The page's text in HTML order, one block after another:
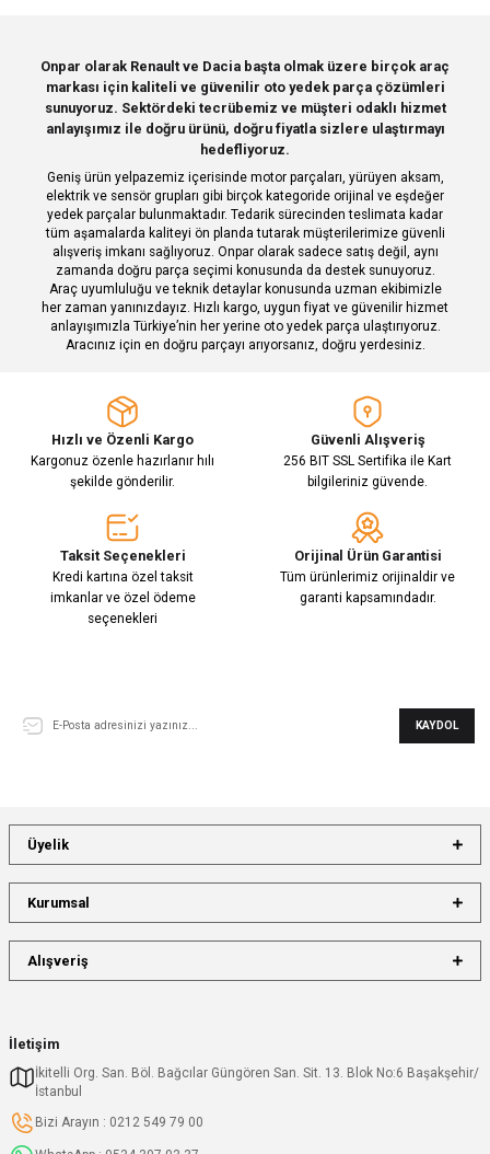
Ürün resmi kalitesiz, bozuk veya görüntülenemiyor.
Ürün açıklamasında eksik bilgiler bulunuyor.
Ürün bilgilerinde hatalar bulunuyor.
Ürün fiyatı diğer sitelerden daha pahalı.
Bu ürüne benzer farklı alternatifler olmalı.
Gönder
Deneyimini Paylaş
Onpar olarak Renault ve Dacia başta olmak üzere birçok araç
markası için kaliteli ve güvenilir oto yedek parça çözümleri
sunuyoruz. Sektördeki tecrübemiz ve müşteri odaklı hizmet
anlayışımız ile doğru ürünü, doğru fiyatla sizlere ulaştırmayı
hedefliyoruz.
Geniş ürün yelpazemiz içerisinde motor parçaları, yürüyen aksam,
elektrik ve sensör grupları gibi birçok kategoride orijinal ve eşdeğer
yedek parçalar bulunmaktadır. Tedarik sürecinden teslimata kadar
tüm aşamalarda kaliteyi ön planda tutarak müşterilerimize güvenli
alışveriş imkanı sağlıyoruz. Onpar olarak sadece satış değil, aynı
zamanda doğru parça seçimi konusunda da destek sunuyoruz.
Araç uyumluluğu ve teknik detaylar konusunda uzman ekibimizle
her zaman yanınızdayız. Hızlı kargo, uygun fiyat ve güvenilir hizmet
anlayışımızla Türkiye’nin her yerine oto yedek parça ulaştırıyoruz.
Aracınız için en doğru parçayı arıyorsanız, doğru yerdesiniz.
Hızlı ve Özenli Kargo
Kargonuz özenle hazırlanır hılı
şekilde gönderilir.
Güvenli Alışveriş
256 BIT SSL Sertifika ile Kart
bilgileriniz güvende.
Taksit Seçenekleri
Kredi kartına özel taksit
imkanlar ve özel ödeme
seçenekleri
Orijinal Ürün Garantisi
Tüm ürünlerimiz orijinaldir ve
garanti kapsamındadır.
KAYDOL
İletişim
İkitelli Org. San. Böl. Bağcılar Güngören San. Sit. 13. Blok No:6 Başakşehir/
İstanbul
Bizi Arayın : 0212 549 79 00
Üyelik
Kurumsal
Alışveriş